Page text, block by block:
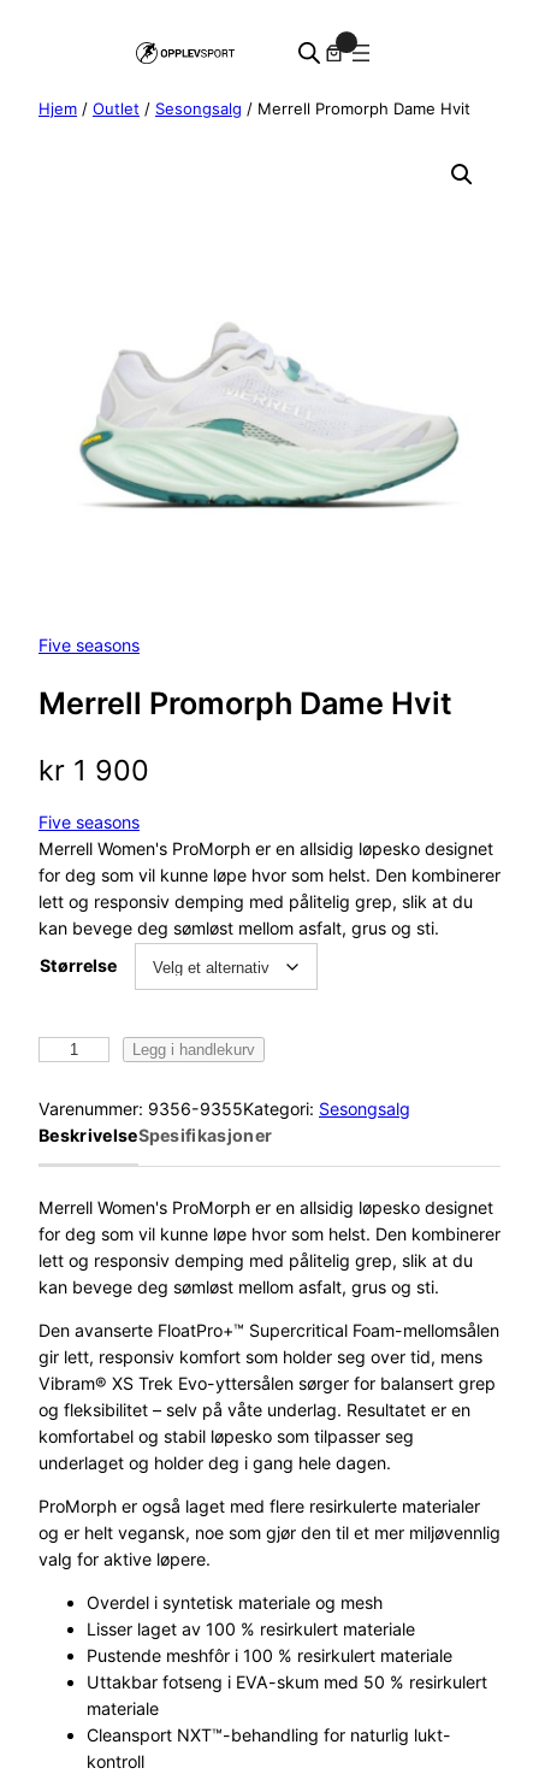
Hjem / Outlet / Sesongsalg / Merrell Promorph Dame Hvit
Five seasons
Merrell Promorph Dame Hvit
kr 1 900
Five seasons
Merrell Women's ProMorph er en allsidig løpesko designet
for deg som vil kunne løpe hvor som helst. Den kombinerer
lett og responsiv demping med pålitelig grep, slik at du
kan bevege deg sømløst mellom asfalt, grus og sti.
Størrelse
r
r
l
P
r
o
o
r
p
h
D
a
m
e
H
Legg i handlekurv
Varenummer: 9356-9355Kategori: Sesongsalg
BeskrivelseSpesifikasjoner
Merrell Women's ProMorph er en allsidig løpesko designet
for deg som vil kunne løpe hvor som helst. Den kombinerer
lett og responsiv demping med pålitelig grep, slik at du
kan bevege deg sømløst mellom asfalt, grus og sti.
Den avanserte FloatPro+™ Supercritical Foam-mellomsålen
gir lett, responsiv komfort som holder seg over tid, mens
Vibram® XS Trek Evo-yttersålen sørger for balansert grep
og fleksibilitet – selv på våte underlag. Resultatet er en
komfortabel og stabil løpesko som tilpasser seg
underlaget og holder deg i gang hele dagen.
ProMorph er også laget med flere resirkulerte materialer
og er helt vegansk, noe som gjør den til et mer miljøvennlig
valg for aktive løpere.
Overdel i syntetisk materiale og mesh
Lisser laget av 100 % resirkulert materiale
Pustende meshfôr i 100 % resirkulert materiale
Uttakbar fotseng i EVA-skum med 50 % resirkulert
materiale
Cleansport NXT™-behandling for naturlig lukt-
kontroll